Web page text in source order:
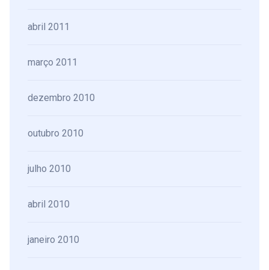
abril 2011
março 2011
dezembro 2010
outubro 2010
julho 2010
abril 2010
janeiro 2010